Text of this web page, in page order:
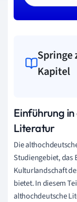
Springe
Kapitel
Einführung
Literatur
Die
Studiengebiet, das
Kulturlandschaft
bietet. In diesem
althochdeutsche